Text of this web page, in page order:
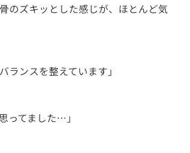
のズキッとした感じが、ほとんど気
ランスを整えています」
ってました…」